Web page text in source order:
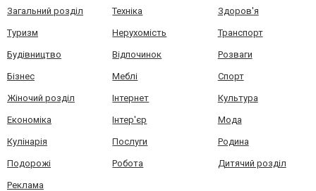
Загальний розділ Техніка Здоров'я
Туризм Нерухомість Транспорт
Будівництво Відпочинок Розваги
Бізнес Меблі Спорт
Жіночий розділ Інтернет Культура
Економіка Інтер'єр Мода
Кулінарія Послуги Родина
Подорожі Робота Дитячий розділ
Реклама